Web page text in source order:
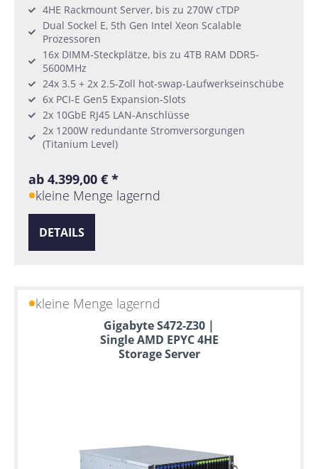
4HE Rackmount Server, bis zu 270W cTDP
Dual Sockel E, 5th Gen Intel Xeon Scalable
Prozessoren
16x DIMM-Steckplätze, bis zu 4TB RAM DDR5-
5600MHz
24x 3.5 + 2x 2.5-Zoll hot-swap-Laufwerkseinschübe
6x PCI-E Gen5 Expansion-Slots
2x 10GbE RJ45 LAN-Anschlüsse
2x 1200W redundante Stromversorgungen
(Titanium Level)
ab 4.399,00 € *
kleine Menge lagernd
DETAILS
kleine Menge lagernd
Gigabyte S472-Z30 |
Single AMD EPYC 4HE
Storage Server